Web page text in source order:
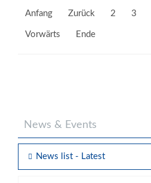
Anfang Zurück 2 3
Vorwärts Ende
News & Events
News list - Latest